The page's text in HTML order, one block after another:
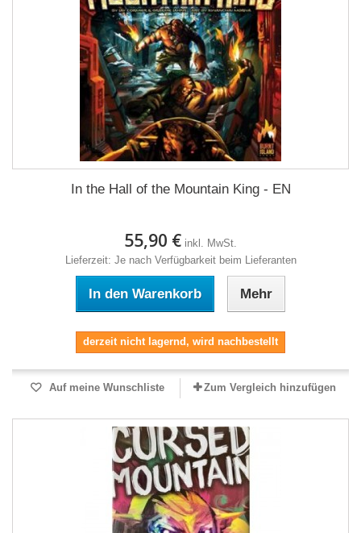
In the Hall of the Mountain King - EN
55,90 € inkl. MwSt.
Lieferzeit: Je nach Verfügbarkeit beim Lieferanten
In den Warenkorb Mehr
derzeit nicht lagernd, wird nachbestellt
Auf meine Wunschliste Zum Vergleich hinzufügen